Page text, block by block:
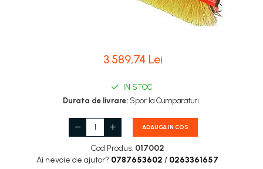
Garnituri carburator
Gheara doborare
3.589,74 Lei
IN STOC
Durata de livrare: Spor la Cumparaturi.
ADAUGA IN COS
Cod Produs: 017002
Ai nevoie de ajutor? 0787653602 / 0263361657